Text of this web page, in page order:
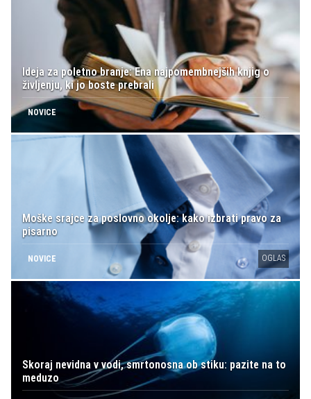
Ideja za poletno branje: Ena najpomembnejših knjig o
življenju, ki jo boste prebrali
NOVICE
Moške srajce za poslovno okolje: kako izbrati pravo za
pisarno
NOVICE OGLAS
Skoraj nevidna v vodi, smrtonosna ob stiku: pazite na to
meduzo